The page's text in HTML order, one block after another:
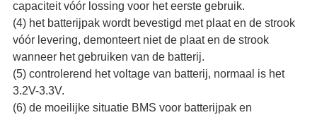
capaciteit vóór lossing voor het eerste gebruik.
(4) het batterijpak wordt bevestigd met plaat en de strook
vóór levering, demonteert niet de plaat en de strook
wanneer het gebruiken van de batterij.
(5) controlerend het voltage van batterij, normaal is het
3.2V-3.3V.
(6) de moeilijke situatie BMS voor batterijpak en